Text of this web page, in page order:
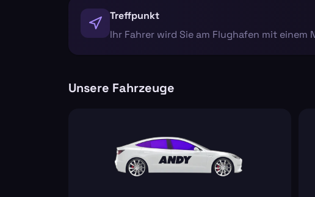
Treffpunkt
Ihr Fahrer wird Sie am Flughafen mit
Unsere Fahrzeuge